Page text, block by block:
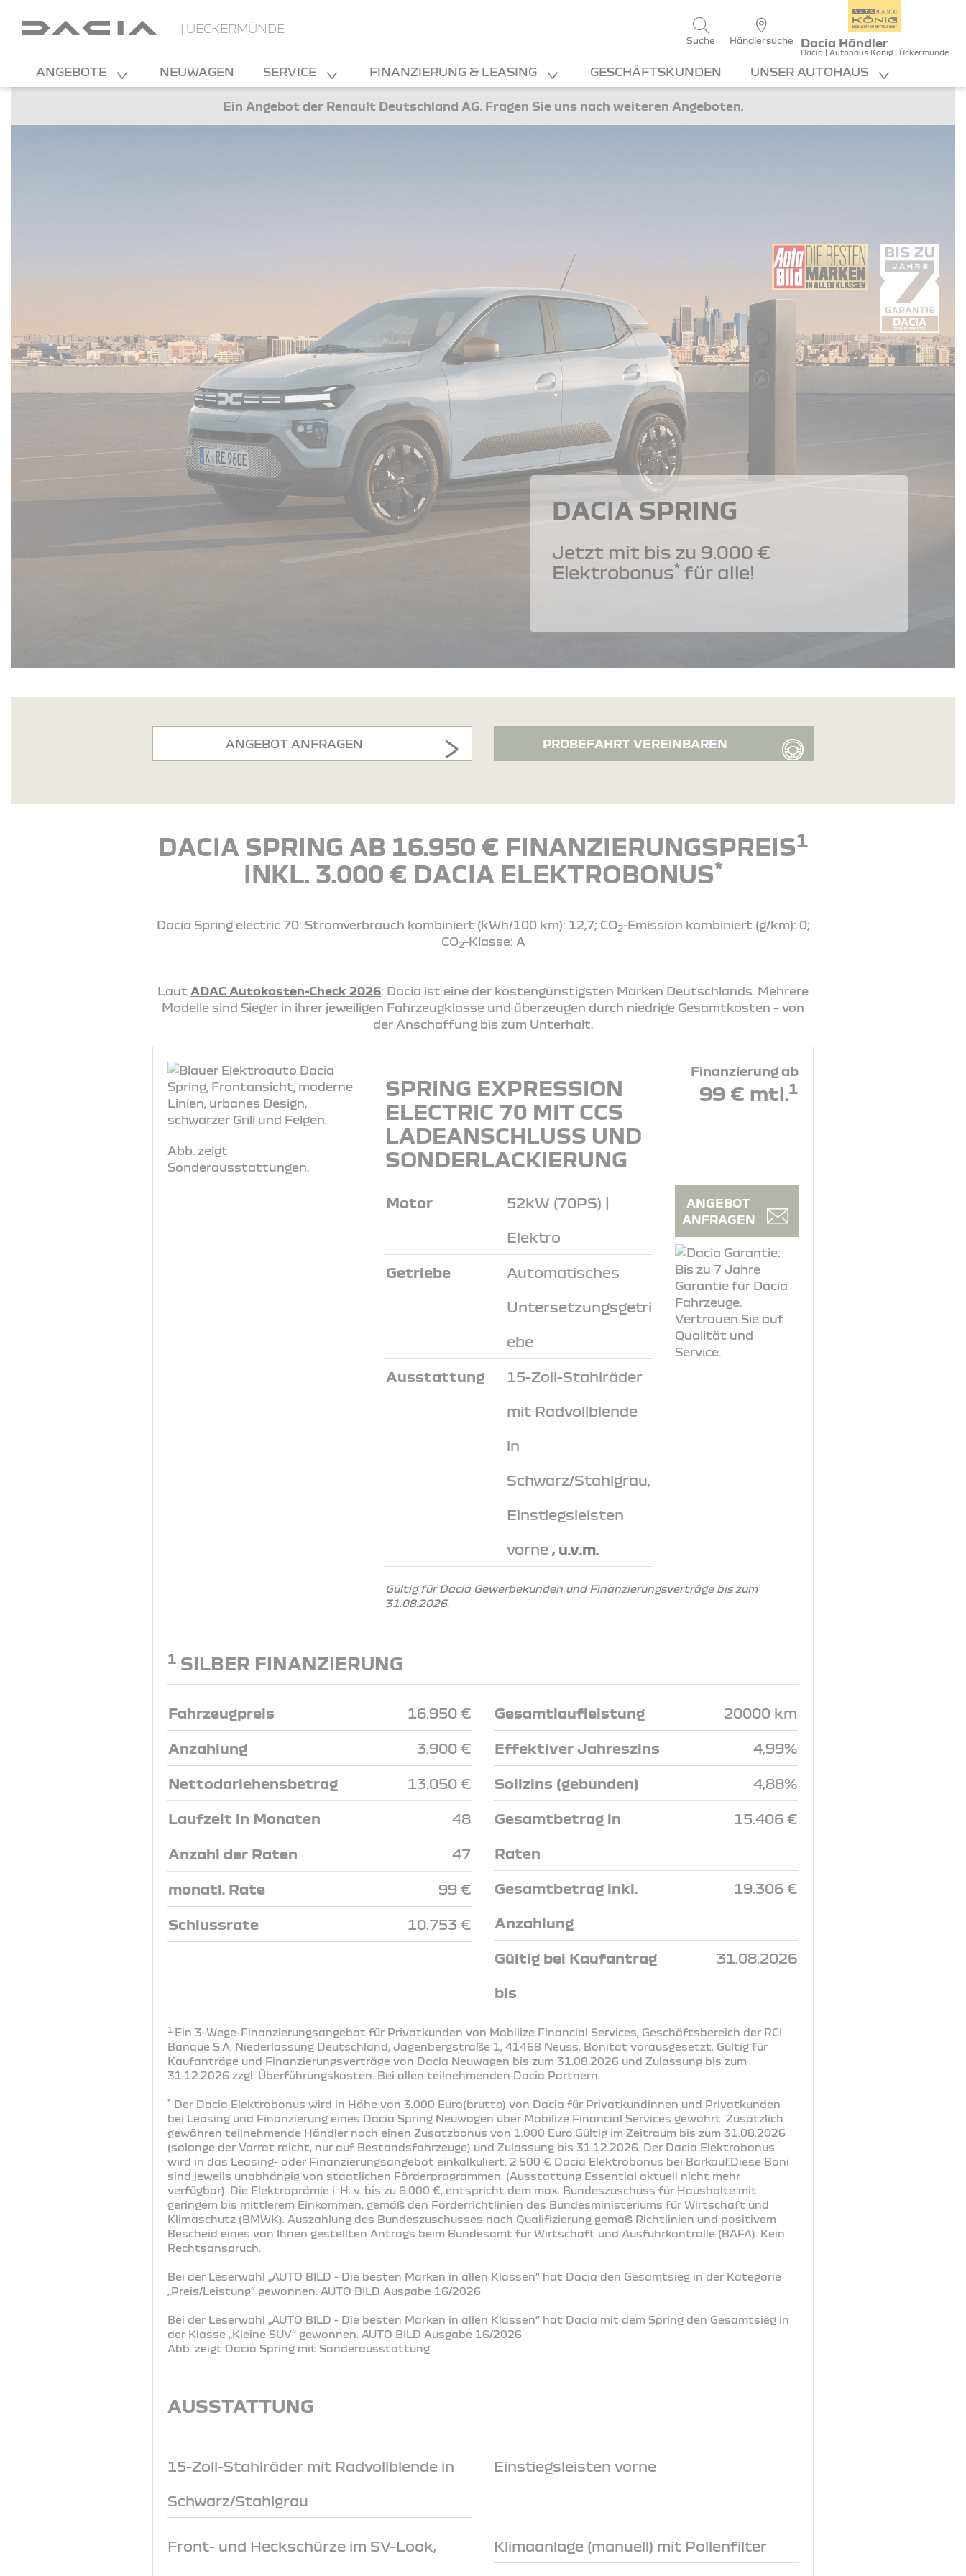
| UECKERMÜNDE
Suche Händlersuche Dacia Händler
Dacia | Autohaus König | Ückermünde
ANGEBOTE NEUWAGEN SERVICE FINANZIERUNG & LEASING GESCHÄFTSKUNDEN UNSER AUTOHAUS
Ein Angebot der Renault Deutschland AG. Fragen Sie uns nach weiteren Angeboten.
DACIA SPRING
Jetzt mit bis zu 9.000 €
Elektrobonus*für alle!
ANGEBOT ANFRAGEN PROBEFAHRT VEREINBAREN
DACIA SPRING AB 16.950 € FINANZIERUNGSPREIS1
INKL. 3.000 € DACIA ELEKTROBONUS*
Dacia Spring electric 70: Stromverbrauch kombiniert (kWh/100 km): 12,7; CO2-Emission kombiniert (g/km): 0;
CO2-Klasse: A
Laut ADAC Autokosten-Check 2026: Dacia ist eine der kostengünstigsten Marken Deutschlands. Mehrere
Modelle sind Sieger in ihrer jeweiligen Fahrzeugklasse und überzeugen durch niedrige Gesamtkosten – von
der Anschaffung bis zum Unterhalt.
Abb. zeigt
Sonderausstattungen.
SPRING EXPRESSION
ELECTRIC 70 MIT CCS
LADEANSCHLUSS UND
SONDERLACKIERUNG
Finanzierung ab
99 € mtl.1
Motor 52kW (70PS) |
Elektro
Getriebe Automatisches
Untersetzungsgetri
ebe
Ausstattung 15-Zoll-Stahlräder
mit Radvollblende
in
Schwarz/Stahlgrau,
Einstiegsleisten
vorne , u.v.m.
ANGEBOT
ANFRAGEN
Gültig für Dacia Gewerbekunden und Finanzierungsverträge bis zum
31.08.2026.
1 SILBER FINANZIERUNG
Fahrzeugpreis 16.950 €
Anzahlung 3.900 €
Nettodarlehensbetrag 13.050 €
Laufzeit in Monaten 48
Anzahl der Raten 47
monatl. Rate 99 €
Schlussrate 10.753 €
Gesamtlaufleistung 20000 km
Effektiver Jahreszins 4,99%
Sollzins (gebunden) 4,88%
Gesamtbetrag in
Raten
15.406 €
Gesamtbetrag inkl.
Anzahlung
19.306 €
Gültig bei Kaufantrag
bis
31.08.2026
1 Ein 3-Wege-Finanzierungsangebot für Privatkunden von Mobilize Financial Services, Geschäftsbereich der RCI
Banque S.A. Niederlassung Deutschland, Jagenbergstraße 1, 41468 Neuss. Bonität vorausgesetzt. Gültig für
Kaufanträge und Finanzierungsverträge von Dacia Neuwagen bis zum 31.08.2026 und Zulassung bis zum
31.12.2026 zzgl. Überführungskosten. Bei allen teilnehmenden Dacia Partnern.
* Der Dacia Elektrobonus wird in Höhe von 3.000 Euro(brutto) von Dacia für Privatkundinnen und Privatkunden
bei Leasing und Finanzierung eines Dacia Spring Neuwagen über Mobilize Financial Services gewährt. Zusätzlich
gewähren teilnehmende Händler noch einen Zusatzbonus von 1.000 Euro.Gültig im Zeitraum bis zum 31.08.2026
(solange der Vorrat reicht, nur auf Bestandsfahrzeuge) und Zulassung bis 31.12.2026. Der Dacia Elektrobonus
wird in das Leasing- oder Finanzierungsangebot einkalkuliert. 2.500 € Dacia Elektrobonus bei Barkauf.Diese Boni
sind jeweils unabhängig von staatlichen Förderprogrammen. (Ausstattung Essential aktuell nicht mehr
verfügbar). Die Elektroprämie i. H. v. bis zu 6.000 €, entspricht dem max. Bundeszuschuss für Haushalte mit
geringem bis mittlerem Einkommen, gemäß den Förderrichtlinien des Bundesministeriums für Wirtschaft und
Klimaschutz (BMWK). Auszahlung des Bundeszuschusses nach Qualifizierung gemäß Richtlinien und positivem
Bescheid eines von Ihnen gestellten Antrags beim Bundesamt für Wirtschaft und Ausfuhrkontrolle (BAFA). Kein
Rechtsanspruch.
Bei der Leserwahl „AUTO BILD - Die besten Marken in allen Klassen“ hat Dacia den Gesamtsieg in der Kategorie
„Preis/Leistung“ gewonnen. AUTO BILD Ausgabe 16/2026
Bei der Leserwahl „AUTO BILD - Die besten Marken in allen Klassen“ hat Dacia mit dem Spring den Gesamtsieg in
der Klasse „Kleine SUV“ gewonnen. AUTO BILD Ausgabe 16/2026
Abb. zeigt Dacia Spring mit Sonderausstattung.
AUSSTATTUNG
15-Zoll-Stahlräder mit Radvollblende in
Schwarz/Stahlgrau
Einstiegsleisten vorne
Front- und Heckschürze im SV-Look, Klimaanlage (manuell) mit Pollenfilter